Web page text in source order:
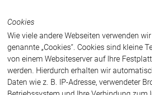
Cookies
Wie viele andere Webseiten verwenden
genannte „Cookies“. Cookies sind kleine
von einem Websiteserver auf Ihre
werden. Hierdurch erhalten wir
Daten wie z. B. IP-Adresse, verwendeter